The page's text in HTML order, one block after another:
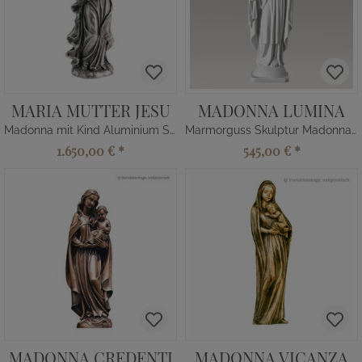
MARIA MUTTER JESU
Madonna mit Kind Aluminium Skulptur
1.650,00 € *
MADONNA LUMINA
Marmorguss Skulptur Madonna mit Kind
545,00 € *
MADONNA CREDENTI MADONNA VICANZA